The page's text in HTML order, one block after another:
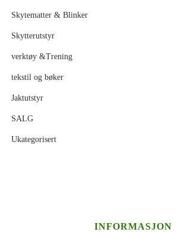
Skytematter & Blinker
Skytterutstyr
verktøy &Trening
tekstil og bøker
Jaktutstyr
SALG
Ukategorisert
INFORMASJON